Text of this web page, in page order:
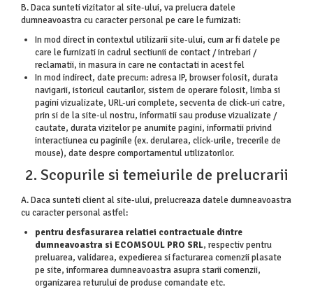
B. Daca sunteti vizitator al site-ului, va prelucra datele
dumneavoastra cu caracter personal pe care le furnizati:
In mod direct in contextul utilizarii site-ului, cum ar fi datele pe
care le furnizati in cadrul sectiunii de contact / intrebari /
reclamatii, in masura in care ne contactati in acest fel
In mod indirect, date precum: adresa IP, browser folosit, durata
navigarii, istoricul cautarilor, sistem de operare folosit, limba si
pagini vizualizate, URL-uri complete, secventa de click-uri catre,
prin si de la site-ul nostru, informatii sau produse vizualizate /
cautate, durata vizitelor pe anumite pagini, informatii privind
interactiunea cu paginile (ex. derularea, click-urile, trecerile de
mouse), date despre comportamentul utilizatorilor.
2. Scopurile si temeiurile de prelucrarii
A. Daca sunteti client al site-ului, prelucreaza datele dumneavoastra
cu caracter personal astfel:
pentru desfasurarea relatiei contractuale dintre
dumneavoastra si ECOMSOUL PRO SRL, respectiv pentru
preluarea, validarea, expedierea si facturarea comenzii plasate
pe site, informarea dumneavoastra asupra starii comenzii,
organizarea returului de produse comandate etc.